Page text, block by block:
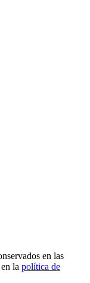
en las
la política de